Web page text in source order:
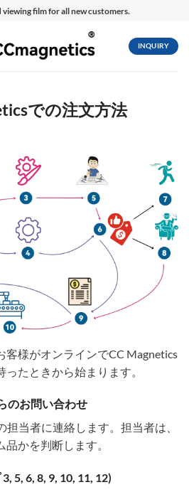
viewing film for all new customers.
INQUIRY
での注文方法
客様がオンラインでCC Magnetics
たときから始まります。
のお問い合わせ
担当者に連絡します。担当者は、
かを判断します。
5, 6, 8, 9, 10, 11, 12)